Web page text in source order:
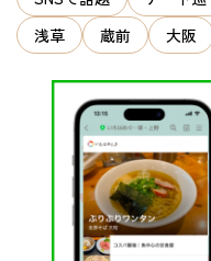
浅草
蔵前 大阪